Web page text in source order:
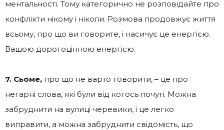
ментальності. Тому категорично не розповідайте про
конфлікти нікому і ніколи. Розмова продовжує життя
всьому, про що ви говорите, і насичує це енергією.
Вашою дорогоцінною енергією.
7. Сьоме, про що не варто говорити, – це про
негарні слова, які були від когось почуті. Можна
забруднити на вулиці черевики, і це легко
виправити, а можна забруднити свідомість, що